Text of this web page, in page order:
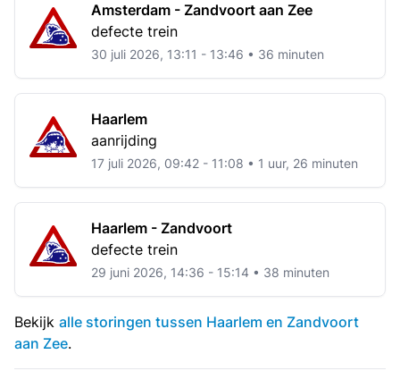
Amsterdam - Zandvoort aan Zee
defecte trein
30 juli 2026, 13:11 - 13:46 • 36 minuten
Haarlem
aanrijding
17 juli 2026, 09:42 - 11:08 • 1 uur, 26 minuten
Haarlem - Zandvoort
defecte trein
29 juni 2026, 14:36 - 15:14 • 38 minuten
Bekijk alle storingen tussen Haarlem en Zandvoort
aan Zee.